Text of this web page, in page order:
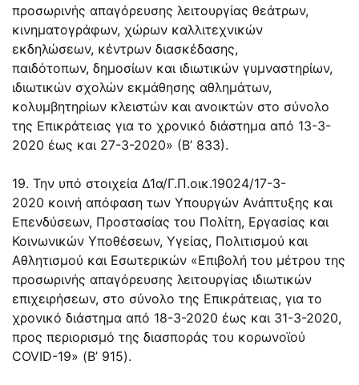
προσωρινής απαγόρευσης λειτουργίας θεάτρων,
κινηματογράφων, χώρων καλλιτεχνικών
εκδηλώσεων, κέντρων διασκέδασης,
παιδότοπων, δημοσίων και ιδιωτικών γυμναστηρίων,
ιδιωτικών σχολών εκμάθησης αθλημάτων,
κολυμβητηρίων κλειστών και ανοικτών στο σύνολο
της Επικράτειας για το χρονικό διάστημα από 13-3-
2020 έως και 27-3-2020» (Β’ 833).
19. Την υπό στοιχεία Δ1α/Γ.Π.οικ.19024/17-3-
2020 κοινή απόφαση των Υπουργών Ανάπτυξης και
Επενδύσεων, Προστασίας του Πολίτη, Εργασίας και
Κοινωνικών Υποθέσεων, Υγείας, Πολιτισμού και
Αθλητισμού και Εσωτερικών «Επιβολή του μέτρου της
προσωρινής απαγόρευσης λειτουργίας ιδιωτικών
επιχειρήσεων, στο σύνολο της Επικράτειας, για το
χρονικό διάστημα από 18-3-2020 έως και 31-3-2020,
προς περιορισμό της διασποράς του κορωνοϊού
COVID-19» (Β’ 915).